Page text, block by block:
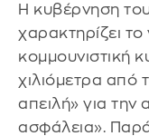
Η κυβέρνηση
χαρακτηρίζει
κομμουνιστική
χιλιόμετρα από
απειλή» για την
ασφάλεια».